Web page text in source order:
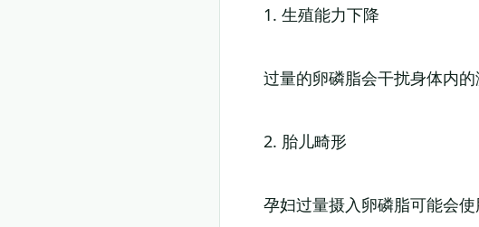
1. 生殖能力下降
过量的卵磷脂会干扰身体内
2. 胎儿畸形
孕妇过量摄入卵磷脂可能会